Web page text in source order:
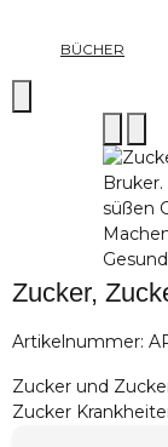
BÜCHER
Zucker,
Artikelnummer:
Zucker und
Zucker